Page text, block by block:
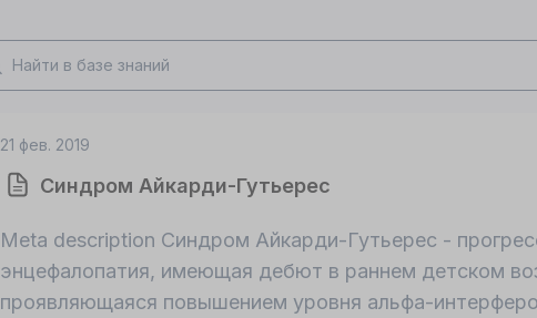
21 фев. 2019
Синдром Айкарди-Гутьерес
Meta description Синдром Айкарди-Гутьерес -
энцефалопатия, имеющая дебют в раннем детском
проявляющаяся повышением уровня альфа-